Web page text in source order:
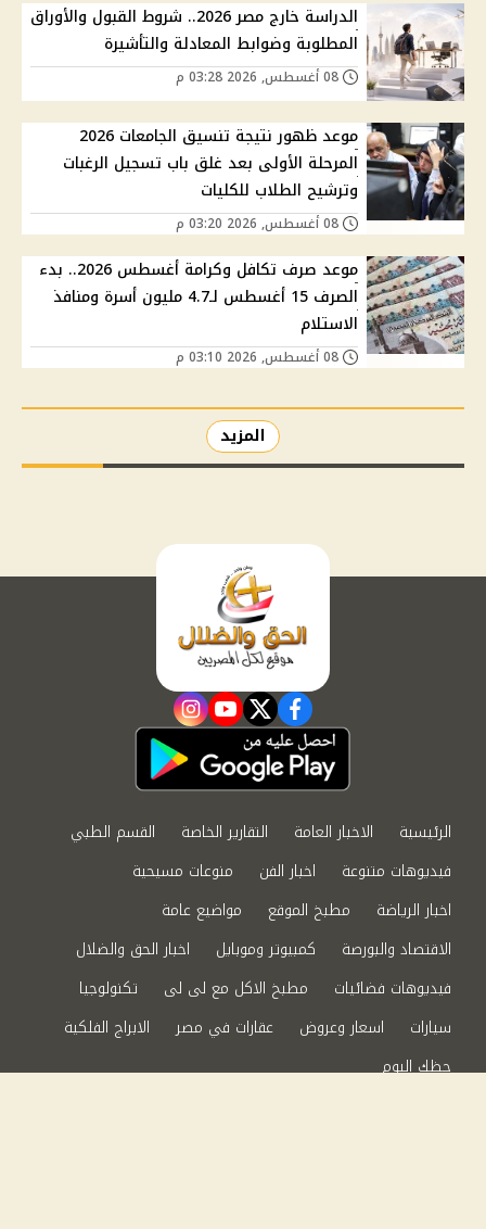
الدراسة خارج مصر 2026.. شروط القبول والأوراق
المطلوبة وضوابط المعادلة والتأشيرة
موعد ظهور نتيجة تنسيق الجامعات 2026
المرحلة الأولى بعد غلق باب تسجيل الرغبات
وترشيح الطلاب للكليات
موعد صرف تكافل وكرامة أغسطس 2026.. بدء
الصرف 15 أغسطس لـ4.7 مليون أسرة ومنافذ
الاستلام
المزيد
facebook
twitter
youtube
instagram
الرئيسية الاخبار العامة التقارير الخاصة
القسم الطبي
فيديوهات متنوعة
اخبار الفن
منوعات مسيحية
اخبار الرياضة
مطبخ الموقع
مواضيع عامة
الاقتصاد والبورصة
كمبيوتر وموبايل
اخبار الحق والضلال
فيديوهات فضائيات
مطبخ الاكل مع لى لى
تكنولوجيا
سيارات
اسعار وعروض عقارات في مصر
الابراج الفلكية
حظك اليوم